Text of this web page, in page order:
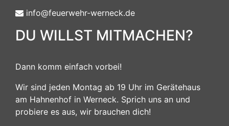
info@feuerwehr-werneck.de
DU WILLST MITMACHEN?
Dann komm einfach vorbei!
Wir sind jeden Montag ab 19 Uhr im Gerätehaus
am Hahnenhof in Werneck. Sprich uns an und
probiere es aus, wir brauchen dich!